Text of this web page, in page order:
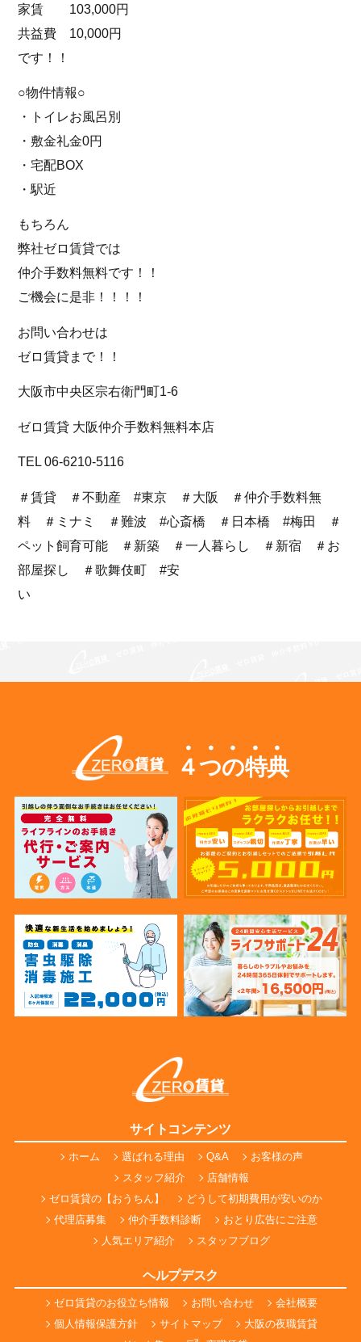
家賃 103,000円
共益費 10,000円
です！！
○物件情報○
・トイレお風呂別
・敷金礼金0円
・宅配BOX
・駅近
もちろん
弊社ゼロ賃貸では
仲介手数料無料です！！
ご機会に是非！！！！
お問い合わせは
ゼロ賃貸まで！！
大阪市中央区宗右衛門町1-6
ゼロ賃貸 大阪仲介手数料無料本店
TEL 06-6210-5116
＃賃貸 ＃不動産 #東京 ＃大阪 ＃仲介手数料無
料 ＃ミナミ ＃難波 #心斎橋 ＃日本橋 #梅田 ＃
ペット飼育可能 ＃新築 ＃一人暮らし ＃新宿 ＃お
部屋探し ＃歌舞伎町 #安
４つの特典
サイトコンテンツ
ホーム 選ばれる理由 Q&A
お客様の声
スタッフ紹介
店舗情報
ゼロ賃貸の【おうちん】
どうして初期費用が安いのか
代理店募集
仲介手数料診断
おとり広告にご注意
人気エリア紹介
スタッフブログ
ヘルプデスク
ゼロ賃貸のお役立ち情報 お問い合わせ
会社概要
個人情報保護方針
サイトマップ
大阪の夜職賃貸